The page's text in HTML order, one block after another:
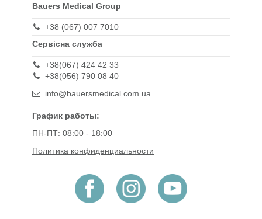
Bauers Medical Group
+38 (067) 007 7010
Сервісна служба
+38(067) 424 42 33
+38(056) 790 08 40
info@bauersmedical.com.ua
График работы:
ПН-ПТ: 08:00 - 18:00
Политика конфиденциальности